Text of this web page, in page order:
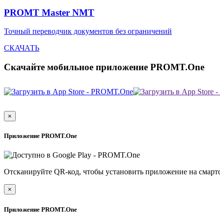
PROMT Master NMT
Точный переводчик документов без ограничений
СКАЧАТЬ
Скачайте мобильное приложение PROMT.One
×
Приложение PROMT.One
Отсканируйте QR-код, чтобы установить приложение на
×
Приложение PROMT.One